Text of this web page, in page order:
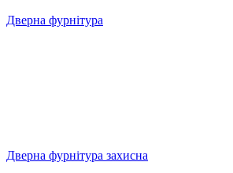
Дверна фурнітура
Дверна фурнітура захисна